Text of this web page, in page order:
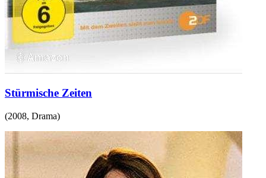
Stürmische Zeiten
(2008, Drama)